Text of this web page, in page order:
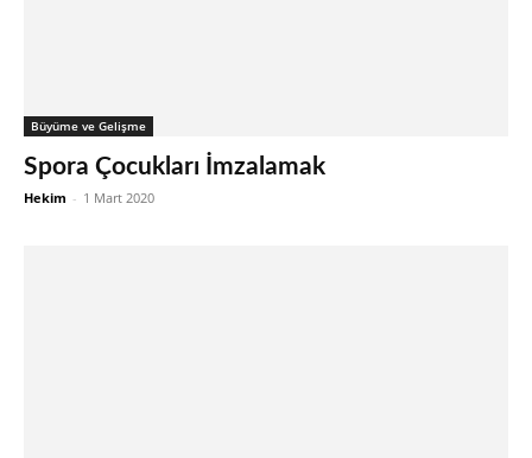
Büyüme ve Gelişme
Spora Çocukları İmzalamak
Hekim - 1 Mart 2020